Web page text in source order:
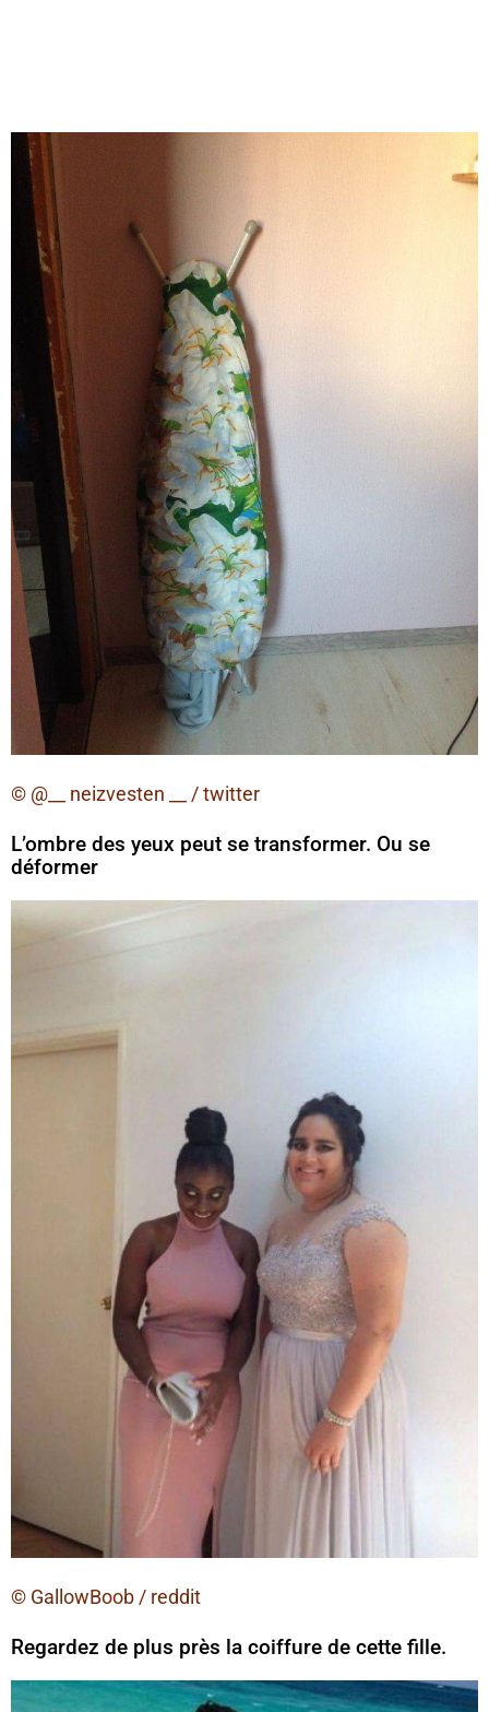
© @__ neizvesten __ / twitter
L’ombre des yeux peut se transformer. Ou se
déformer
© GallowBoob / reddit
Regardez de plus près la coiffure de cette fille.